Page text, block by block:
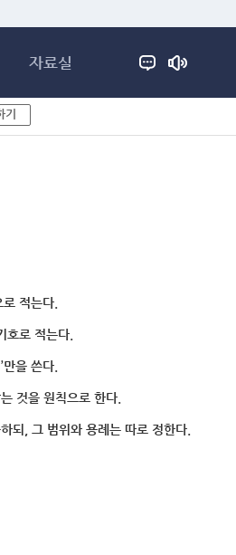
자료실
기
적는다.
호로 적는다.
을 쓴다.
것을 원칙으로 한다.
되, 그 범위와 용례는 따로 정한다.